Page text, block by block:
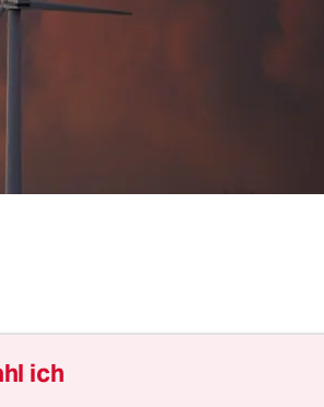
Rainer Baake ist seit einem
für die
ich